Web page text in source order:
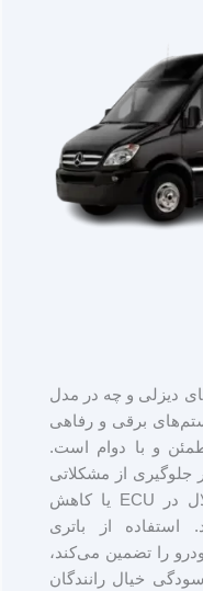
دیزلی و چه در مدل
برقی و رفاهی
باتری 12 ولتی مطمئن و با دوام است.
از مشکلاتی
مانند سخت استارت خوردن، اختلال در ECU یا کاهش
استفاده از باتری
را تضمین می‌کند،
خیال رانندگان